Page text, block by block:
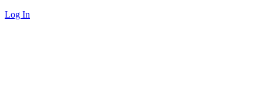
Log In